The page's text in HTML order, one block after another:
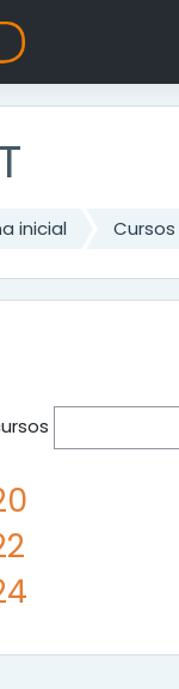
principal
inicial Cursos